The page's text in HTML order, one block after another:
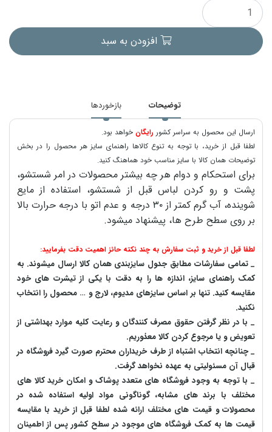
افزودن به سبد
توضیحات بازخوردها
ارسال این محصول به سراسر کشور رایگانخواهد بود.
لطفا قبل از خرید، با توجه به تنوع کالاها راهنمای سایز هر محصول را در بخش
توضیحات همان کالا با سایز مناسب خود هماهنگ کنید.
برای استحکام و دوام هر چه بیشتر محصولات در امر شستشو،
پشت و رو کردن لباس قبل از شستشو، استفاده از مایع
شوینده، آب گرم کمتر از ۳۰ درجه و عدم اتو با درجه حرارت بالا
بر روی سطح طرح ها، پیشنهاد میشود.
لطفا قبل از خرید و ثبت سفارش به چند نکته حائز اهمیت دقت بفرمایید:
_ تمامی سفارشات مطابق جدول سایزبندی همان کالا ارسال میشوند. به
کمک راهنمای سایز، اندازه ها را به دقت با یکی از تیشرت های خود
مقایسه کنید. تنها بر اساس سایزهای مدیوم، لارج و … محصول را انتخاب
نکنید.
_ با در نظر گرفتن حقوق مصرف کنندگان و رعایت کلیه موارد بهداشتی از
تعویض و یا مرجوع کردن کالا معذوریم.
_ چنانچه انتخاب اشتباه از طرف خریداران محترم صورت گیرد فروشگاه در
قبال آن مسئولیتی به عهده نخواهد گرفت.
_ با توجه به‌ وجود فروشگاه های متعدد‌ پوشاک و امکان خرید کالا های
مختلف با برند های مشابه، گوناگونی مواد اولیه استفاده شده در
محصولات و قیمت های مختلف ارائه شده لطفا قبل از خرید با مقایسه
قیمت ها به کمک فروشگاه های موجود در سطح کشور پس از اطمینان